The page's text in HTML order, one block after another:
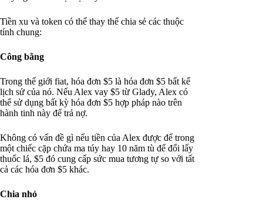
Tiền xu và token có thể thay thế chia sẻ các thuộc
tính chung:
Công bằng
Trong thế giới fiat, hóa đơn $5 là hóa đơn $5 bất kể
lịch sử của nó. Nếu Alex vay $5 từ Glady, Alex có
thể sử dụng bất kỳ hóa đơn $5 hợp pháp nào trên
hành tinh này để trả nợ.
Không có vấn đề gì nếu tiền của Alex được để trong
một chiếc cặp chứa ma túy hay 10 năm tù để đổi lấy
thuốc lá, $5 đó cung cấp sức mua tương tự so với tất
cả các hóa đơn $5 khác.
Chia nhỏ